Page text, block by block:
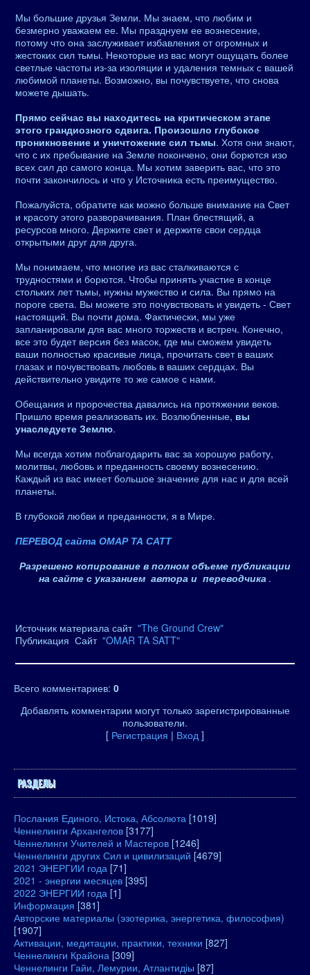
Мы большие друзья Земли. Мы знаем, что любим и
безмерно уважаем ее. Мы празднуем ее вознесение,
потому что она заслуживает избавления от огромных и
жестоких сил тьмы. Некоторые из вас могут ощущать более
светлые частоты из-за изоляции и удаления темных с вашей
любимой планеты. Возможно, вы почувствуете, что снова
можете дышать.
Прямо сейчас вы находитесь на критическом этапе
этого грандиозного сдвига. Произошло глубокое
проникновение и уничтожение сил тьмы. Хотя они знают,
что с их пребывание на Земле покончено, они борются изо
всех сил до самого конца. Мы хотим заверить вас, что это
почти закончилось и что у Источника есть преимущество.
Пожалуйста, обратите как можно больше внимание на Свет
и красоту этого разворачивания. План блестящий, а
ресурсов много. Держите свет и держите свои сердца
открытыми друг для друга.
Мы понимаем, что многие из вас сталкиваются с
трудностями и борются. Чтобы принять участие в конце
стольких лет тьмы, нужны мужество и сила. Вы прямо на
пороге света. Вы можете это почувствовать и увидеть - Свет
настоящий. Вы почти дома. Фактически, мы уже
запланировали для вас много торжеств и встреч. Конечно,
все это будет версия без масок, где мы сможем увидеть
ваши полностью красивые лица, прочитать свет в ваших
глазах и почувствовать любовь в ваших сердцах. Вы
действительно увидите то же самое с нами.
Обещания и пророчества давались на протяжении веков.
Пришло время реализовать их. Возлюбленные, вы
унаследуете Землю.
Мы всегда хотим поблагодарить вас за хорошую работу,
молитвы, любовь и преданность своему вознесению.
Каждый из вас имеет большое значение для нас и для всей
планеты.
В глубокой любви и преданности, я в Мире.
ПЕРЕВОД сайта ОМАР ТА САТТ
Разрешено копирование в полном объеме публикации
на сайте с указанием автора и переводчика .
Источник материала сайт "The Ground Crew"
Публикация Сайт "OMAR TA SATT"
Всего комментариев: 0
Добавлять комментарии могут только зарегистрированные
пользователи.
[ Регистрация | Вход ]
РАЗДЕЛЫ
Послания Единого, Истока, Абсолюта [1019]
Ченнелинги Архангелов [3177]
Ченнелинги Учителей и Мастеров [1246]
Ченнелинги других Сил и цивилизаций [4679]
2021 ЭНЕРГИИ года [71]
2021 - энергии месяцев [395]
2022 ЭНЕРГИИ года [1]
Информация [381]
Авторские материалы (эзотерика, энергетика, философия)
[1907]
Активации, медитации, практики, техники [827]
Ченнелинги Крайона [309]
Ченнелинги Гайи, Лемурии, Атлантидіы [87]